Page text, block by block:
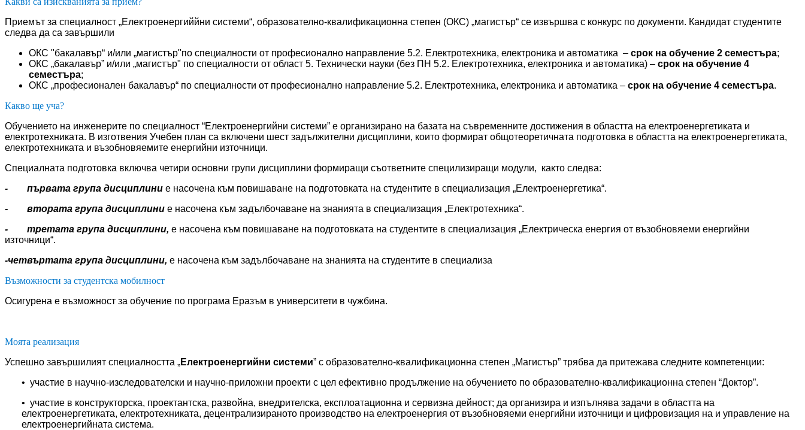
Приемът за специалност „Електроенергиййни системи“, образователно-квалификационна степен (ОКС) „магистър“ се извършва с конкурс по документи. Кандидат студентите
следва да са завършили
ОКС "бакалавър“ и/или „магистър"по специалности от професионално направление 5.2. Електротехника, електроника и автоматика – срок на обучение 2 семестъра;
ОКС „бакалавър” и/или „магистър" по специалности от област 5. Технически науки (без ПН 5.2. Електротехника, електроника и автоматика) – срок на обучение 4
семестъра;
ОКС „професионален бакалавър“ по специалности от професионално направление 5.2. Електротехника, електроника и автоматика – срок на обучение 4 семестъра.
Какво ще уча?
Обучението на инженерите по специалност “Електроенергийни системи” е организирано на базата на съвременните достижения в областта на електроенергетиката и
електротехниката. В изготвения Учебен план са включени шест задължителни дисциплини, които формират общотеоретичната подготовка в областта на електроенергетиката,
електротехниката и възобновяемите енергийни източници.
Специалната подготовка включва четири основни групи дисциплини формиращи съответните специлизиращи модули, както следва:
- първата група дисциплини е насочена към повишаване на подготовката на студентите в специализация „Електроенергетика“.
- втората група дисциплини е насочена към задълбочаване на знанията в специализация „Електротехника“.
- третата група дисциплини, е насочена към повишаване на подготовката на студентите в специализация „Електрическа енергия от възобновяеми енергийни
източници“.
-четвъртата група дисциплини, е насочена към задълбочаване на знанията на студентите в специализа
Възможности за студентска мобилност
Осигурена е възможност за обучение по програма Еразъм в университети в чужбина.
Моята реализация
Успешно завършилият специалността „Електроенергийни системи” с образователно-квалификационна степен „Магистър” трябва да притежава следните компетенции:
• участие в научно-изследователски и научно-приложни проекти с цел ефективно продължение на обучението по образователно-квалификационна степен “Доктор”.
• участие в конструкторска, проектантска, развойна, внедрителска, експлоатационна и сервизна дейност; да организира и изпълнява задачи в областта на
електроенергетиката, електротехниката, децентрализираното производство на електроенергия от възобновяеми енергийни източници и цифровизация на и управление на
електроенергийната система.